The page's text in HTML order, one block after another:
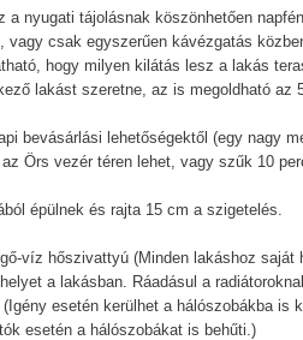
a nyugati tájolásnak köszönhetően
vagy csak egyszerűen kávézgatás
hogy milyen kilátás lesz a lakás
lakást szeretne, az is megoldható az
bevásárlási lehetőségektől (egy nagy
Örs vezér téren lehet, vagy szűk 10
épülnek és rajta 15 cm a szigetelés.
víz hőszivattyú (Minden lakáshoz
a lakásban. Ráadásul a
esetén kerülhet a hálószobákba
esetén a hálószobákat is behűti.)